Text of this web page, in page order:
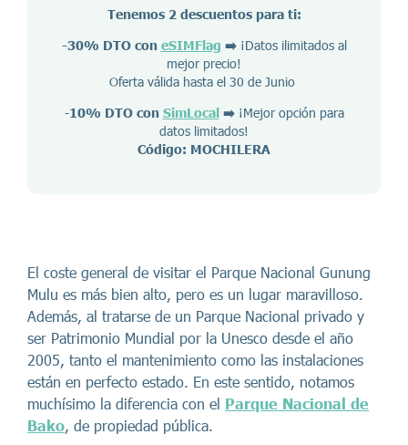
Tenemos 2 descuentos para ti:
-30% DTO con eSIMFlag ➡️ ¡Datos ilimitados al
mejor precio!
Oferta válida hasta el 30 de Junio
-10% DTO con SimLocal➡️ ¡Mejor opción para
datos limitados!
Código: MOCHILERA
El coste general de visitar el Parque Nacional Gunung
Mulu es más bien alto, pero es un lugar maravilloso.
Además, al tratarse de un Parque Nacional privado y
ser Patrimonio Mundial por la Unesco desde el año
2005, tanto el mantenimiento como las instalaciones
están en perfecto estado. En este sentido, notamos
muchísimo la diferencia con el Parque Nacional de
Bako, de propiedad pública.